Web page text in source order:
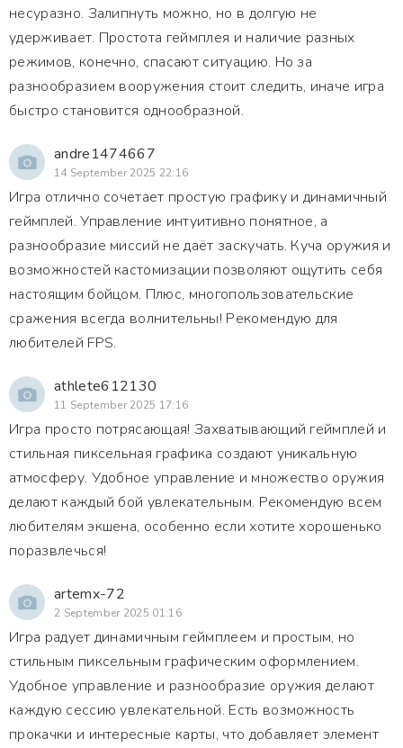
несуразно. Залипнуть можно, но в долгую не
удерживает. Простота геймплея и наличие разных
режимов, конечно, спасают ситуацию. Но за
разнообразием вооружения стоит следить, иначе игра
быстро становится однообразной.
andre1474667
14 September 2025 22:16
Игра отлично сочетает простую графику и динамичный
геймплей. Управление интуитивно понятное, а
разнообразие миссий не даёт заскучать. Куча оружия и
возможностей кастомизации позволяют ощутить себя
настоящим бойцом. Плюс, многопользовательские
сражения всегда волнительны! Рекомендую для
любителей FPS.
athlete612130
11 September 2025 17:16
Игра просто потрясающая! Захватывающий геймплей и
стильная пиксельная графика создают уникальную
атмосферу. Удобное управление и множество оружия
делают каждый бой увлекательным. Рекомендую всем
любителям экшена, особенно если хотите хорошенько
поразвлечься!
artemx-72
2 September 2025 01:16
Игра радует динамичным геймплеем и простым, но
стильным пиксельным графическим оформлением.
Удобное управление и разнообразие оружия делают
каждую сессию увлекательной. Есть возможность
прокачки и интересные карты, что добавляет элемент